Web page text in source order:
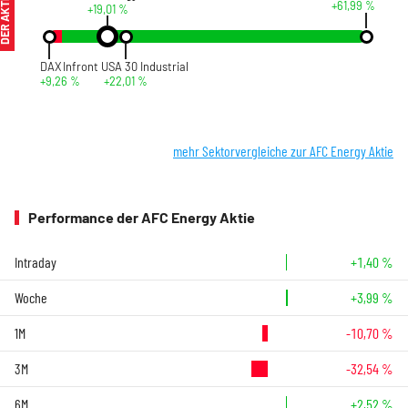
DAX
+9,26 %
+19,01 %
Infront USA 30 Industrial
+22,01 %
+61,99 %
mehr Sektorvergleiche zur AFC Energy Aktie
Performance der AFC Energy Aktie
Intraday +1,40 %
Woche +3,99 %
1M -10,70 %
3M -32,54 %
6M +2,52 %